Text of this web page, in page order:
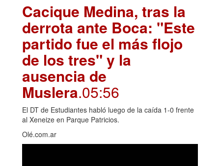
Cacique Medina, tras la
derrota ante Boca: "Este
partido fue el más flojo
de los tres" y la
ausencia de
Muslera.05:56
El DT de Estudiantes habló luego de la caída 1-0 frente
al Xeneize en Parque Patricios.
Olé.com.ar